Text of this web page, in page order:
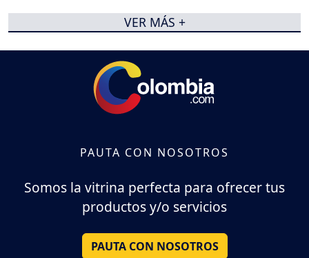
VER MÁS +
PAUTA CON NOSOTROS
Somos la vitrina perfecta para ofrecer tus
productos y/o servicios
PAUTA CON NOSOTROS